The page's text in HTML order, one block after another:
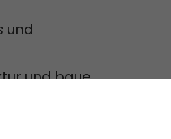
und
und baue